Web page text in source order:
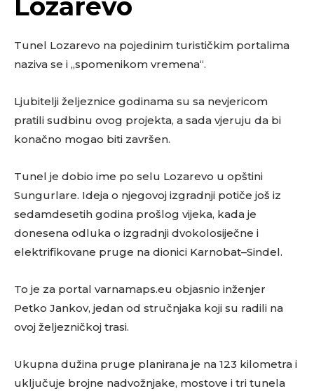
Lozarevo
Tunel Lozarevo na pojedinim turističkim portalima
naziva se i „spomenikom vremena“.
Ljubitelji željeznice godinama su sa nevjericom
pratili sudbinu ovog projekta, a sada vjeruju da bi
konačno mogao biti završen.
Tunel je dobio ime po selu Lozarevo u opštini
Sungurlare. Ideja o njegovoj izgradnji potiče još iz
sedamdesetih godina prošlog vijeka, kada je
donesena odluka o izgradnji dvokolosiječne i
elektrifikovane pruge na dionici Karnobat–Sindel.
To je za portal varnamaps.eu objasnio inženjer
Petko Jankov, jedan od stručnjaka koji su radili na
ovoj željezničkoj trasi.
Ukupna dužina pruge planirana je na 123 kilometra i
uključuje brojne nadvožnjake, mostove i tri tunela